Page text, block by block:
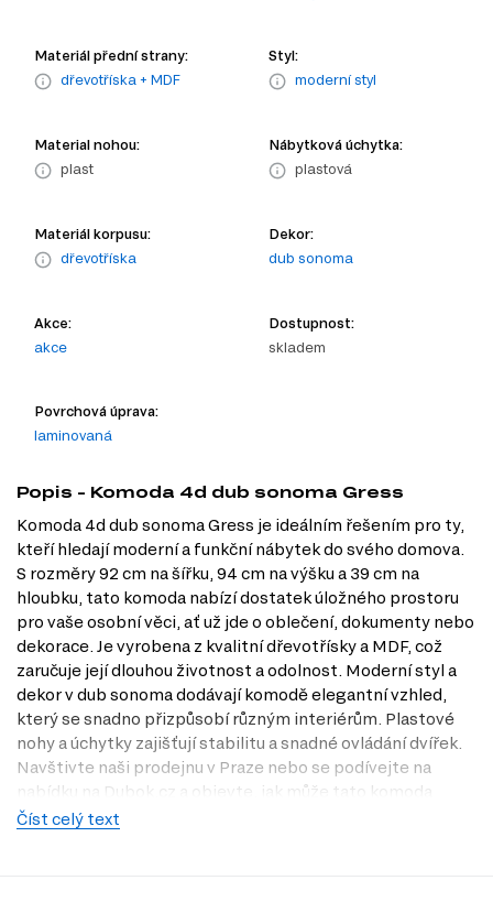
Materiál přední strany:
dřevotříska + MDF
Styl:
moderní styl
Material nohou:
plast
Nábytková úchytka:
plastová
Materiál korpusu:
dřevotříska
Dekor:
dub sonoma
Akce:
akce
Dostupnost:
skladem
Povrchová úprava:
laminovaná
Popis - Komoda 4d dub sonoma Gress
Komoda 4d dub sonoma Gress je ideálním řešením pro ty,
kteří hledají moderní a funkční nábytek do svého domova.
S rozměry 92 cm na šířku, 94 cm na výšku a 39 cm na
hloubku, tato komoda nabízí dostatek úložného prostoru
pro vaše osobní věci, ať už jde o oblečení, dokumenty nebo
dekorace. Je vyrobena z kvalitní dřevotřísky a MDF, což
zaručuje její dlouhou životnost a odolnost. Moderní styl a
dekor v dub sonoma dodávají komodě elegantní vzhled,
který se snadno přizpůsobí různým interiérům. Plastové
nohy a úchytky zajišťují stabilitu a snadné ovládání dvířek.
Navštivte naši prodejnu v Praze nebo se podívejte na
nabídku na Dubok.cz a objevte, jak může tato komoda
obohatit váš domov.
Číst celý text